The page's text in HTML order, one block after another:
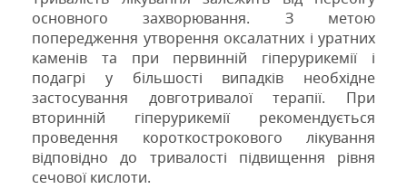
основного захворювання. З метою
попередження утворення оксалатних і уратних
каменів та при первинній гіперурикемії і
подагрі у більшості випадків необхідне
застосування довготривалої терапії. При
вторинній гіперурикемії рекомендується
проведення короткострокового лікування
відповідно до тривалості підвищення рівня
сечової кислоти.